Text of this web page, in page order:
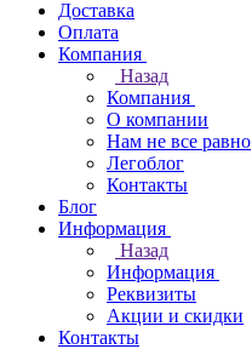
Доставка
Оплата
Компания
Назад
Компания
О компании
Нам не все равно
Легоблог
Контакты
Блог
Информация
Назад
Информация
Реквизиты
Акции и скидки
Контакты